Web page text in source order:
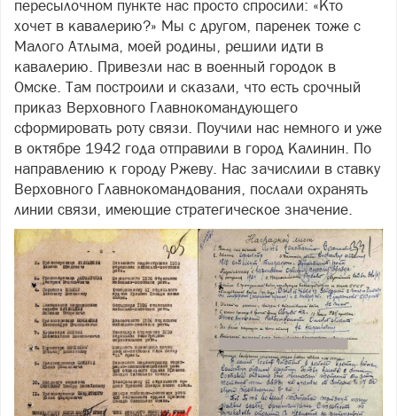
пересылочном пункте нас просто спросили: «Кто
хочет в кавалерию?» Мы с другом, паренек тоже с
Малого Атлыма, моей родины, решили идти в
кавалерию. Привезли нас в военный городок в
Омске. Там построили и сказали, что есть срочный
приказ Верховного Главнокомандующего
сформировать роту связи. Поучили нас немного и уже
в октябре 1942 года отправили в город Калинин. По
направлению к городу Ржеву. Нас зачислили в ставку
Верховного Главнокомандования, послали охранять
линии связи, имеющие стратегическое значение.